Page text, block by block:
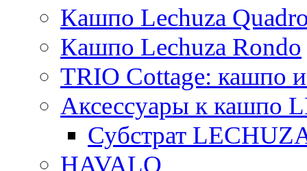
Кашпо Lechuza
Кашпо Lechuza Rondo
TRIO Cottage: кашпо
Аксессуары к кашпо
Субстрат
HAVALO